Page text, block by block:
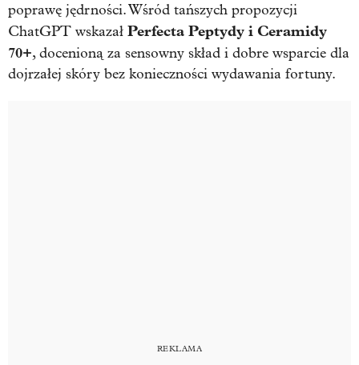
poprawę jędrności. Wśród tańszych propozycji
ChatGPT wskazał Perfecta Peptydy i Ceramidy
70+, docenioną za sensowny skład i dobre wsparcie dla
dojrzałej skóry bez konieczności wydawania fortuny.